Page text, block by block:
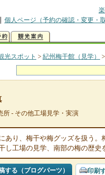
個人ページ（予約の確認・変更・取
光スポット > 紀州梅干館（見学） >
所 - その他工場見学・実演
あり、梅干や梅グッズを扱う
し工場の見学、南部の梅の歴史
する（ブログパーツ） 印刷